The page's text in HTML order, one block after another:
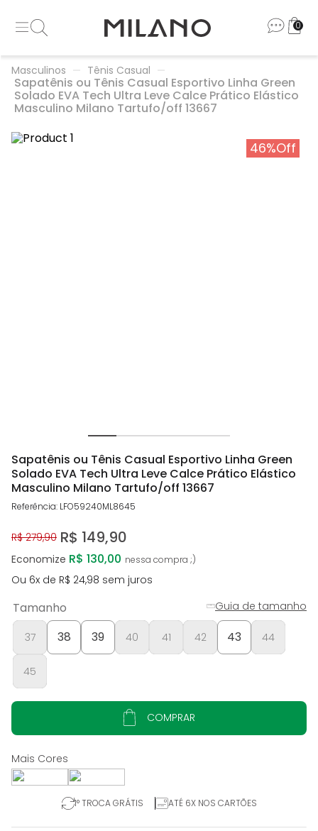
0
Masculinos Tênis Casual
Sapatênis ou Tênis Casual Esportivo Linha Green
Solado EVA Tech Ultra Leve Calce Prático Elástico
Masculino Milano Tartufo/off 13667
46%Off
Sapatênis ou Tênis Casual Esportivo Linha Green
Solado EVA Tech Ultra Leve Calce Prático Elástico
Masculino Milano Tartufo/off 13667
Referência: LFO59240ML8645
R$ 279,90 R$ 149,90
Economize R$ 130,00
Ou 6x de R$ 24,98 sem juros
Tamanho
37 38 39 40 41 42 43 44
45
Guia de tamanho
COMPRAR
1° TROCA GRÁTIS ATÉ 6X NOS CARTÕES